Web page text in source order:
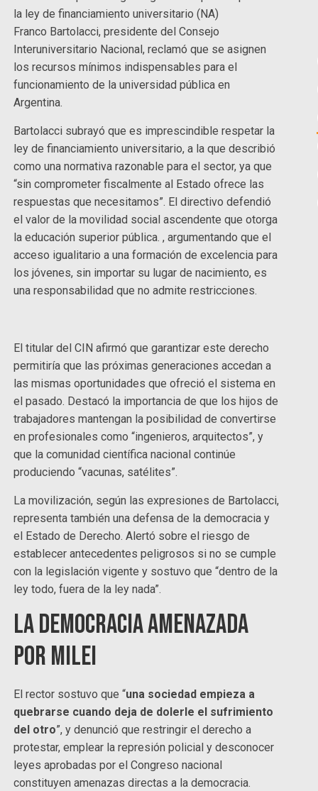
la ley de financiamiento universitario (NA)
Franco Bartolacci, presidente del Consejo
Interuniversitario Nacional, reclamó que se asignen
los recursos mínimos indispensables para el
funcionamiento de la universidad pública en
Argentina.
Bartolacci subrayó que es imprescindible respetar la
ley de financiamiento universitario, a la que describió
como una normativa razonable para el sector, ya que
“sin comprometer fiscalmente al Estado ofrece las
respuestas que necesitamos”. El directivo defendió
el valor de la movilidad social ascendente que otorga
la educación superior pública. , argumentando que el
acceso igualitario a una formación de excelencia para
los jóvenes, sin importar su lugar de nacimiento, es
una responsabilidad que no admite restricciones.
El titular del CIN afirmó que garantizar este derecho
permitiría que las próximas generaciones accedan a
las mismas oportunidades que ofreció el sistema en
el pasado. Destacó la importancia de que los hijos de
trabajadores mantengan la posibilidad de convertirse
en profesionales como “ingenieros, arquitectos”, y
que la comunidad científica nacional continúe
produciendo “vacunas, satélites”.
La movilización, según las expresiones de Bartolacci,
representa también una defensa de la democracia y
el Estado de Derecho. Alertó sobre el riesgo de
establecer antecedentes peligrosos si no se cumple
con la legislación vigente y sostuvo que “dentro de la
ley todo, fuera de la ley nada”.
La democracia amenazada
por Milei
El rector sostuvo que “una sociedad empieza a
quebrarse cuando deja de dolerle el sufrimiento
del otro”, y denunció que restringir el derecho a
protestar, emplear la represión policial y desconocer
leyes aprobadas por el Congreso nacional
constituyen amenazas directas a la democracia.